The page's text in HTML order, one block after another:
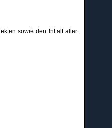
sowie den Inhalt aller